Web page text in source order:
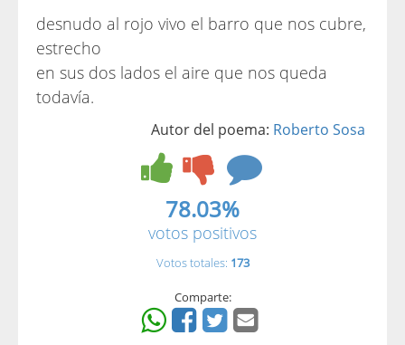
desnudo al rojo vivo el barro que nos cubre,
estrecho
en sus dos lados el aire que nos queda
todavía.
Autor del poema: Roberto Sosa
78.03%
votos positivos
Votos totales: 173
Comparte: